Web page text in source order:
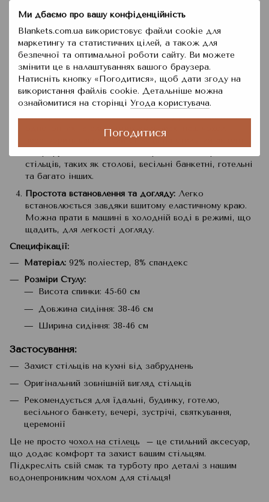
Ми дбаємо про вашу конфіденційність
Blankets.com.ua використовує файли cookie для
маркетингу та статистичних цілей, а також для
безпечної та оптимальної роботи сайту. Ви можете
змінити це в налаштуваннях вашого браузера.
Натисніть кнопку «Погодитися», щоб дати згоду на
використання файлів cookie. Детальніше можна
ознайомитися на сторінці Угода користувача.
Погодитися
зручний, міцний та стійкий до зморшок. Він не тільки
не мнеться, а й не скочується, забезпечуючи тривалий
термін служби.
Захист Стулу:Надійний захист від плям і бруду, цей
чохол ідеально підходить для будинків з дітьми,
домашніми улюбленцями. Продовжує термін служби
ваших стільців, зберігаючи їх в ідеальному стані і
перешкоджає повсякденному зносу.
Декоративний дизайн:Доступний у різноманітних
однотонних та елегантних кольорах, наш чохол
перетворить ваш старий стілець на стильний акцент
стільців, таких як столові, весільні банкетні, готельні
та багато інших.
Простота встановлення та догляду: Легко
встановлюється завдяки вшитому еластичному краю.
Можна прати в машині в холодній воді в режимі, що
щадить, для легкості догляду.
Специфікації:
Матеріал: 92% поліестер, 8% спандекс
Розміри Стулу:
Висота спинки: 45-60 см
Довжина сидіння: 38-46 см
Ширина сидіння: 38-46 см
Застосування:
Захист стільців на кухні від забруднень
Оригінальний зовнішній вигляд стільців
Рекомендується для їдальні, будинку, готелю,
весільного банкету, вечері, зустрічі, святкування,
церемонії
Це не просто чохол на стілець – це стильний аксесуар,
що додає комфорт та захист вашим стільцям.
Підкресліть свій смак та турботу про деталі з нашим
водонепроникним чохлом для стільця!